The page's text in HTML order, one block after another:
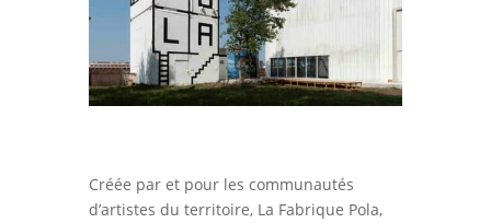
Créée par et pour les communautés
d’artistes du territoire, La Fabrique Pola,